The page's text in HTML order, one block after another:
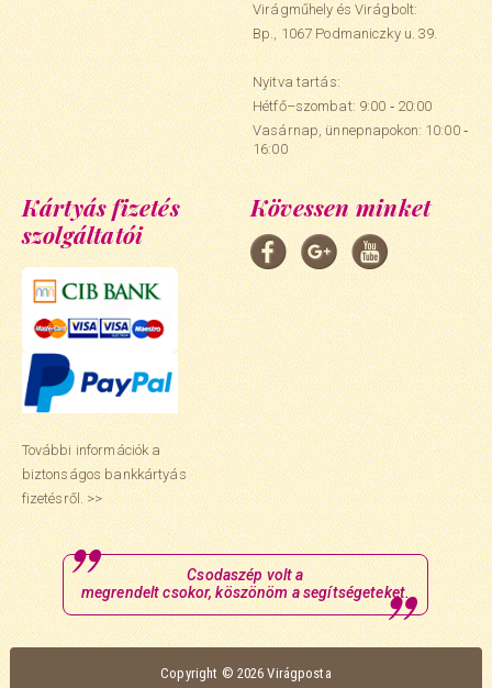
Virágműhely és Virágbolt:
Bp., 1067 Podmaniczky u. 39.
Nyitva tartás:
Hétfő–szombat: 9:00 ‑ 20:00
Vasárnap, ünnepnapokon: 10:00 ‑
16:00
Kártyás fizetés
szolgáltatói
További információk a
biztonságos bankkártyás
fizetésről. >>
Kövessen minket
Csodaszép volt a
megrendelt csokor, köszönöm a segítségeteket.
Copyright © 2026 Virágposta